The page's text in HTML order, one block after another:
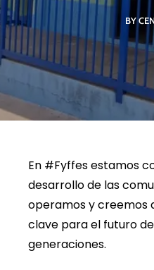
BY
En #Fyffes estamos
desarrollo de las
operamos y creemos
clave para el futuro
generaciones.